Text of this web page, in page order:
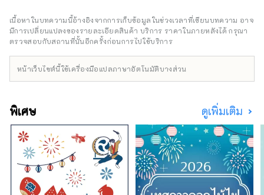
สนใจเป็นอย่างมาก สึรุกะเป็นเมืองทางรถไฟและ
ท่าเรือ และชินคันเซ็นเปิดให้บริการในเมืองแรกฝั่ง
ทะเลญี่ปุ่นที่มีทางรถไฟวิ่ง ดังนั้นจึงเป็นที่นิยม
กระจายอยู่ทั่วไป และหลังจากการเปิดกลุ่มมรดก
รับการพัฒนาให้เป็นหนึ่งในผู้นำ ท่าเรือระหว่าง
ประเทศฝั่งทะเลญี่ปุ่น เราจะยังคงให้บริการรถบัส
ประจำทางและแผนการท่องเที่ยวรวมถึงเส้นทาง
เที่ยวชมสถานที่มรดกทางวัฒนธรรมของญี่ปุ่นฝั่ง
ทะเลตามแนวท่าเรือสึรุกะ ทำไมไม่ลองออกเดิน
ทางสัมผัสประสบการณ์อันน่าตื่นเต้นเหนือ
จินตนาการดูล่ะ?
เนื้อหาในบทความนี้อ้างอิงจากการเก็บข้อมูลในช่วงเวลาที่เขียนบทความ อาจ
มีการเปลี่ยนแปลงของรายละเอียดสินค้า บริการ ราคาในภายหลังได้ กรุณา
ตรวจสอบกับสถานที่นั้นอีกครั้งก่อนการไปใช้บริการ
หน้าเว็บไซต์นี้ใช้เครื่องมือแปลภาษาอัตโนมัติบางส่วน
พิเศษ ดูเพิ่มเติม